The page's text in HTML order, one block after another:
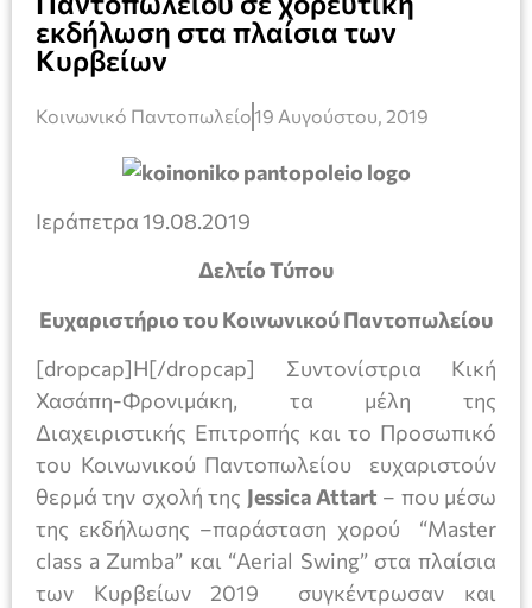
εκδήλωση στα πλαίσια των
Κυρβείων
Κοινωνικό Παντοπωλείο19 Αυγούστου, 2019
Ιεράπετρα 19.08.2019
Δελτίο Τύπου
Ευχαριστήριο του Κοινωνικού Παντοπωλείου
[dropcap]Η[/dropcap] Συντονίστρια Κική
Χασάπη-Φρονιμάκη, τα μέλη της
Διαχειριστικής Επιτροπής και το Προσωπικό
του Κοινωνικού Παντοπωλείου ευχαριστούν
θερμά την σχολή της Jessica Attart – που μέσω
της εκδήλωσης –παράσταση χορού “Master
class a Zumba” και “Aerial Swing” στα πλαίσια
των Κυρβείων 2019 συγκέντρωσαν και